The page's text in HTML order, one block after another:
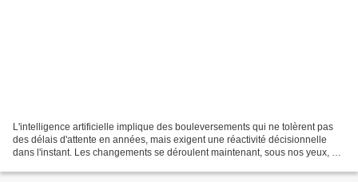
L'intelligence artificielle implique des bouleversements qui ne tolèrent pas
des délais d'attente en années, mais exigent une réactivité décisionnelle
dans l'instant. Les changements se déroulent maintenant, sous nos yeux, en